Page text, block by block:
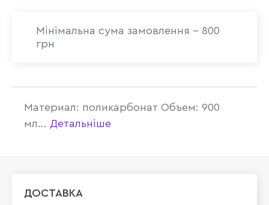
Мінімальна сума замовлення - 800
грн
Материал: поликарбонат Объем: 900
мл... Детальніше
ДОСТАВКА